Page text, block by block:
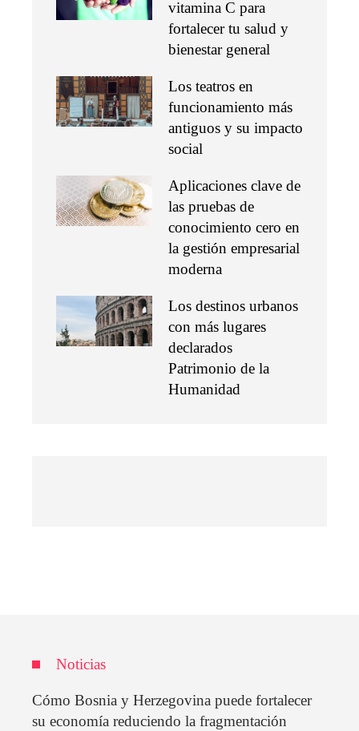
vitamina C para
fortalecer tu salud y
bienestar general
Los teatros en
funcionamiento más
antiguos y su impacto
social
Aplicaciones clave de
las pruebas de
conocimiento cero en
la gestión empresarial
moderna
Los destinos urbanos
con más lugares
declarados
Patrimonio de la
Humanidad
Noticias
Cómo Bosnia y Herzegovina puede fortalecer
su economía reduciendo la fragmentación